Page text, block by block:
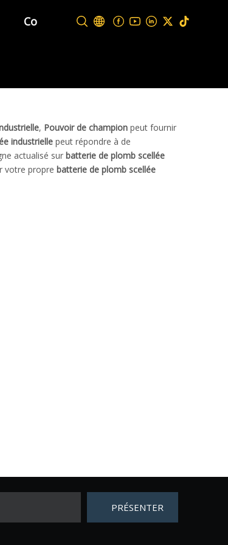
Contactez-nous
, Pouvoir de champion peut fournir
industrielle peut répondre à de
actualisé sur batterie de plomb scellée
votre propre batterie de plomb scellée
PRÉSENTER